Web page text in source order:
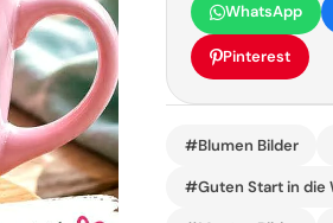
WhatsApp
Pinterest
#Blumen Bilder
#Guten Start in die